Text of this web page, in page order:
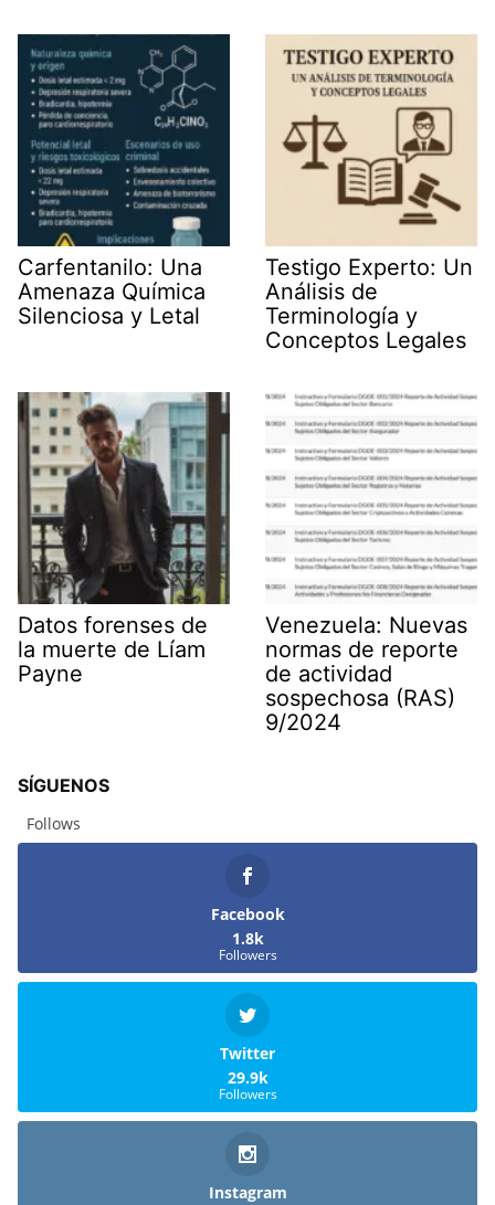
Carfentanilo: Una
Amenaza Química
Silenciosa y Letal
Testigo Experto: Un
Análisis de
Terminología y
Conceptos Legales
Datos forenses de
la muerte de Líam
Payne
Venezuela: Nuevas
normas de reporte
de actividad
sospechosa (RAS)
9/2024
SÍGUENOS
Follows
Facebook
1.8k
Followers
Twitter
29.9k
Followers
Instagram